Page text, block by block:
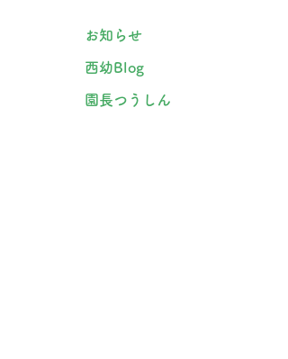
お知らせ
西幼Blog
園長つうしん